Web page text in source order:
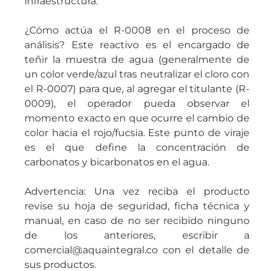
¿Cómo actúa el R-0008 en el proceso de
análisis? Este reactivo es el encargado de
teñir la muestra de agua (generalmente de
un color verde/azul tras neutralizar el cloro con
el R-0007) para que, al agregar el titulante (R-
0009), el operador pueda observar el
momento exacto en que ocurre el cambio de
color hacia el rojo/fucsia. Este punto de viraje
es el que define la concentración de
carbonatos y bicarbonatos en el agua.
Advertencia: Una vez reciba el producto
revise su hoja de seguridad, ficha técnica y
manual, en caso de no ser recibido ninguno
de los anteriores, escribir a
comercial@aquaintegral.co con el detalle de
sus productos.